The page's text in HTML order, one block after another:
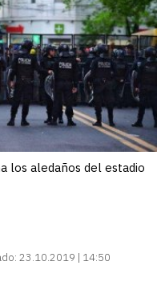
los aledaños del estadio
23.10.2019 | 14:50